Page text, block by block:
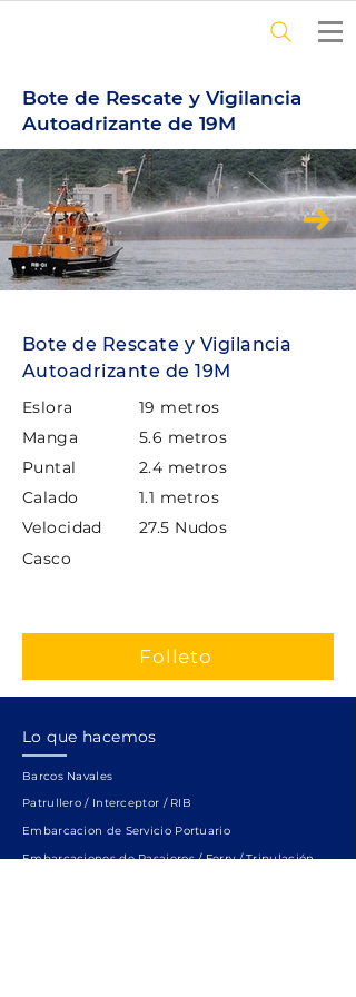
Bote de Rescate y Vigilancia
Autoadrizante de 19M
Bote de Rescate y Vigilancia
Autoadrizante de 19M
Eslora
19 metros
Manga
5.6 metros
Puntal
2.4 metros
Calado
1.1 metros
Velocidad
27.5 Nudos
Casco
Folleto
Lo que hacemos
Barcos Navales
Patrullero / Interceptor / RIB
Embarcacion de Servicio Portuario
Embarcaciones de Pasajeros / Ferry / Tripulación